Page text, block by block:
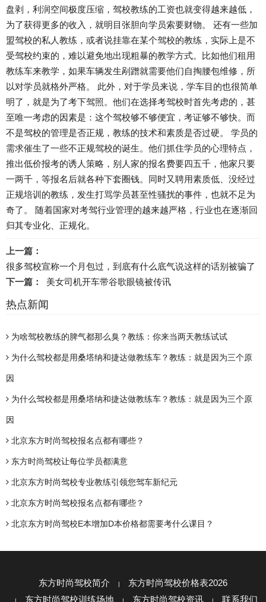
盘剥，利润空间极度压缩，驾校教练的工资也就变得越来越低，
为了获得更多的收入，就明目张胆向学员索要财物。 还有一些加
盟驾校的私人教练，或者说挂靠在某个驾校的教练，实际上是不
受驾校约束的，难以避免地出现粗暴的教学方式。比如他们租用
教练车来教学，如果车辆发生剐蹭就需要他们自掏腰包维修，所
以对学员就格外严格。 此外，对于学员来说，学车目的也很简单
明了，就是为了考下驾照。他们在选择考驾校时首先考虑的，甚
至唯一考虑的因素是：这个驾校够不够便宜，考证够不够快。而
不是驾校的管理是否正规，教练的技术和素质是否过硬。 学员的
需求催生了一些不正规驾校的诞生。他们抓住学员的心理特点，
推出低价报考的诱人策略，别人家的报名费要四五千，他家只要
一两千，等报名后就各种下套圈钱。同时又聘用素质低、没经过
正规培训的教练，发生打骂学员甚至性骚扰的事件，也就不足为
奇了。 随着国家对考驾行业管理的越来越严格，行业也在逐渐回
归其专业化、正规化。
上一篇：
很多驾校宣称一个月包过，到底有什么底气说这样的话别被骗了
下一篇：
美女司机开车带谷歌眼镜被传讯
热点新闻
为啥驾校教练的脾气都那么臭？教练：你来当两天教练试试
为什么驾校都是用桑塔纳和捷达做教练车？教练：就是因为三个原
因
为什么驾校都是用桑塔纳和捷达做教练车？教练：就是因为三个原
因
北京东方时尚驾校报名点都有哪些？
东方时尚驾校让每位学员都满意
北京东方时尚驾校专业教练引领您驾车新纪元
北京东方时尚驾校报名点都有哪些？
北京东方时尚驾校E本增加D本价格都需要考什么课目？
东方时尚驾校简介
东方时尚驾校价格表2026
东方时尚驾校训练场地
东方时尚驾校资讯 联系我们